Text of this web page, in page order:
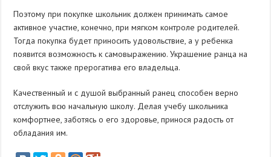
Поэтому при покупке школьник должен принимать самое
активное участие, конечно, при мягком контроле родителей.
Тогда покупка будет приносить удовольствие, а у ребенка
появится возможность к самовыражению. Украшение ранца на
свой вкус также прерогатива его владельца.
Качественный и с душой выбранный ранец способен верно
отслужить всю начальную школу. Делая учебу школьника
комфортнее, заботясь о его здоровье, принося радость от
обладания им.